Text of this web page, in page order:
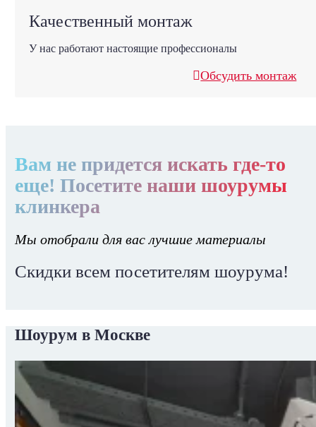
Качественный монтаж
У нас работают настоящие профессионалы
Обсудить монтаж
Вам не придется искать где-то
еще! Посетите наши шоурумы
клинкера
Мы отобрали для вас лучшие материалы
Скидки всем посетителям шоурума!
Шоурум в Москве